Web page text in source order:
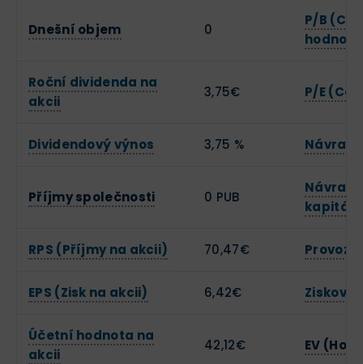
Dnešní objem 0
P/B
Roční dividenda na
akcii
3,75€ P/E
Dividendový výnos 3,75 %
Příjmy společnosti 0 PUB
kapitálu
RPS (Příjmy na akcii) 70,47€
EPS (Zisk na akcii) 6,42€ Zisková
Účetní hodnota na
akcii
42,12€ EV